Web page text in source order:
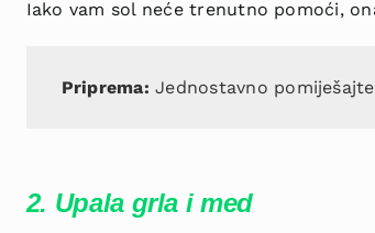
Iako vam sol neće trenutno pomoći,
Priprema: Jednostavno
2. Upala grla i med